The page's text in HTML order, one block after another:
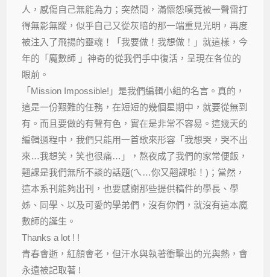
人，感傷自己無能為力；突然間，滿懷怨嘆竟被一聲雷打
得無影無蹤，似乎自己又從灰暗的那一端重見光明，再度
被注入了飛揚的靈魂！「我要做！我想做！」就這樣，今
年的「魔數師 」神奇的從我們手中復活，呈現在各位的
眼前。
「Mission Impossible!」是我們編輯小組的名言。真的，
這是一份艱難的任務，在短短的幾個星期中，就要從無到
有。而且要做的有聲有色，實在是非常不容易。這幾天的
編輯過程中，我們只能用一首歌來形容「我想哭，哭不出
來…我想笑，笑也很痛…」，熬夜成了我們的家常便飯，
翹課是我們無所不談的話題(ㄟ…你又翹課啦！)；當然，
這本系刊能夠出刊，也要感謝那些提供稿件的學長、學
姊、同學、以及可愛的學弟們，沒有你們，就沒有這本魔
數師的誕生。
Thanks a lot ! !
青春會逝，紅顏會老，但汗水與執著衝擊出的光與熱，會
永遠被記取著 !